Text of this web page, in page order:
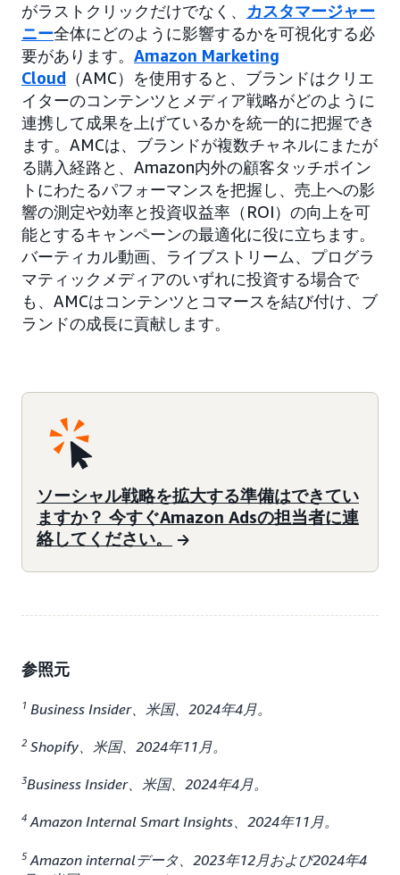
がラストクリックだけでなく、 カスタマージャー
ニー全体にどのように影響するかを可視化する必
要があります。 Amazon Marketing
Cloud （AMC）を使用すると、ブランドはクリエ
イターのコンテンツとメディア戦略がどのように
連携して成果を上げているかを統一的に把握でき
ます。AMCは、ブランドが複数チャネルにまたが
る購入経路と、Amazon内外の顧客タッチポイン
トにわたるパフォーマンスを把握し、売上への影
響の測定や効率と投資収益率（ROI）の向上を可
能とするキャンペーンの最適化に役に立ちます。
バーティカル動画、ライブストリーム、プログラ
マティックメディアのいずれに投資する場合で
も、AMCはコンテンツとコマースを結び付け、ブ
ランドの成長に貢献します。
ソーシャル戦略を拡大する準備はできてい
ますか？ 今すぐAmazon Adsの担当者に連
絡してください。
参照元
1 Business Insider、米国、2024年4月。
2 Shopify、米国、2024年11月。
3Business Insider、米国、2024年4月。
4 Amazon Internal Smart Insights、2024年11月。
5Amazon internalデータ、2023年12月および2024年4